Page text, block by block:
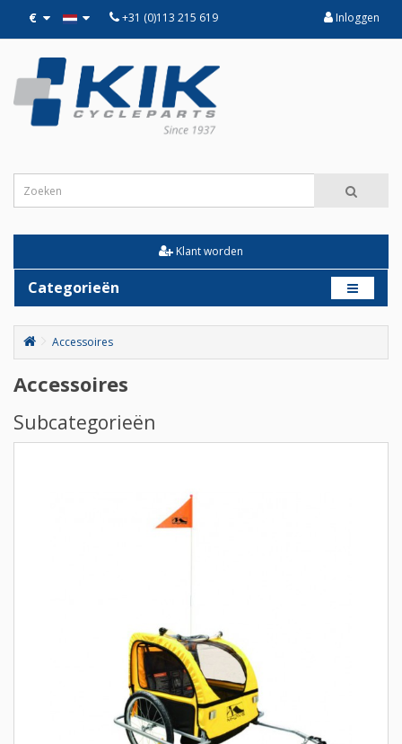
€ +31 (0)113 215 619 Inloggen
Klant worden
Categorieën
Accessoires
Accessoires
Subcategorieën